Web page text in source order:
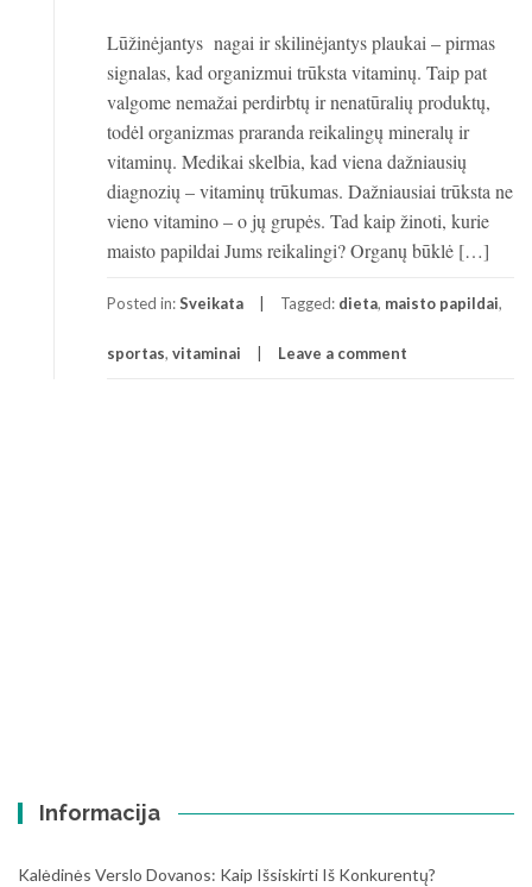
Lūžinėjantys nagai ir skilinėjantys plaukai – pirmas
signalas, kad organizmui trūksta vitaminų. Taip pat
valgome nemažai perdirbtų ir nenatūralių produktų,
todėl organizmas praranda reikalingų mineralų ir
vitaminų. Medikai skelbia, kad viena dažniausių
diagnozių – vitaminų trūkumas. Dažniausiai trūksta ne
vieno vitamino – o jų grupės. Tad kaip žinoti, kurie
maisto papildai Jums reikalingi? Organų būklė […]
Posted in:Sveikata Tagged: dieta, maisto papildai,
sportas, vitaminai Leave a comment
Informacija
Kalėdinės Verslo Dovanos: Kaip Išsiskirti Iš Konkurentų?